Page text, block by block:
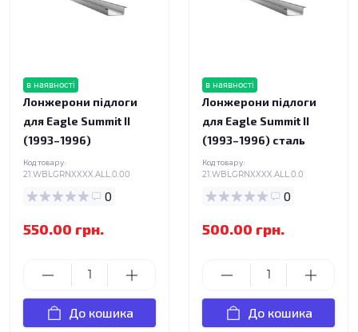
в наявності
Лонжерони підлоги
для Eagle Summit II
(1993–1996)
Код товару:
21.WBLGRNXXXX.ALL.0.00
0
550.00 грн.
До кошика
в наявності
Лонжерони підлоги
для Eagle Summit II
(1993–1996) сталь
Код товару:
21.WBLGRNXXXX.ALL.0.0
0
500.00 грн.
До кошика